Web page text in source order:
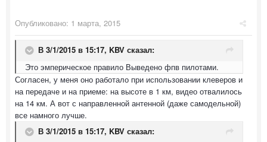
Опубликовано: 1 марта, 2015
В 3/1/2015 в 15:17, KBV сказал:
Это эмперическое правило Выведено фпв пилотами.
Согласен, у меня оно работало при использовании клеверов и
на передаче и на приеме: на высоте в 1 км, видео отвалилось
на 14 км. А вот с направленной антенной (даже самодельной)
все намного лучше.
В 3/1/2015 в 15:17, KBV сказал: